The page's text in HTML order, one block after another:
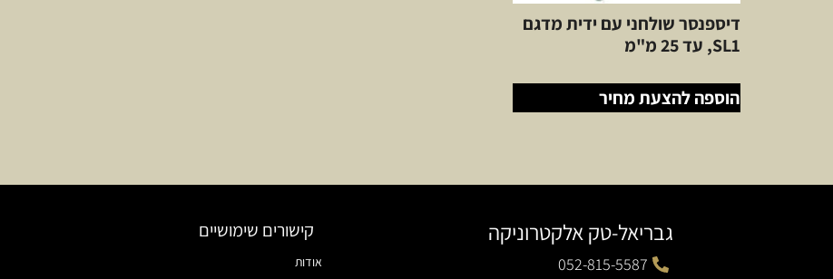
דיספנסר שולחני עם ידית מדגם
SL1, עד 25 מ"מ
הוספה להצעת מחיר
גבריאל-טק אלקטרוניקה
052-815-5587
קישורים שימושיים
אודות